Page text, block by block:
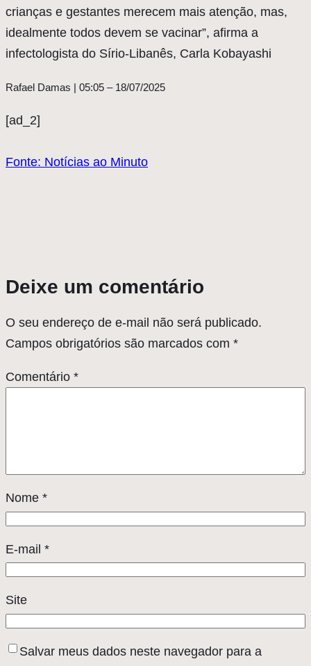
crianças e gestantes merecem mais atenção, mas,
idealmente todos devem se vacinar”, afirma a
infectologista do Sírio-Libanês, Carla Kobayashi
Rafael Damas | 05:05 – 18/07/2025
[ad_2]
Fonte: Notícias ao Minuto
Deixe um comentário
O seu endereço de e-mail não será publicado.
Campos obrigatórios são marcados com *
Comentário *
Nome *
E-mail *
Site
Salvar meus dados neste navegador para a